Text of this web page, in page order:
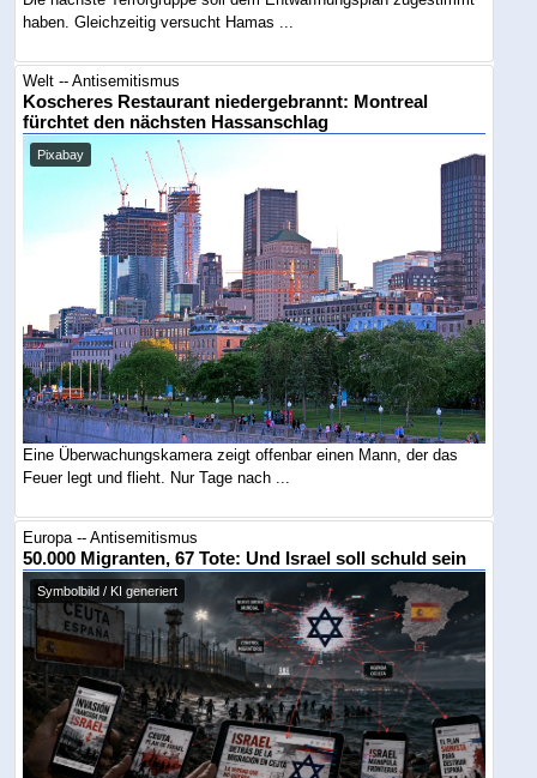
haben. Gleichzeitig versucht Hamas ...
Welt -- Antisemitismus
Koscheres Restaurant niedergebrannt: Montreal
fürchtet den nächsten Hassanschlag
Pixabay
Eine Überwachungskamera zeigt offenbar einen Mann, der das
Feuer legt und flieht. Nur Tage nach ...
Europa -- Antisemitismus
50.000 Migranten, 67 Tote: Und Israel soll schuld sein
Symbolbild / KI generiert